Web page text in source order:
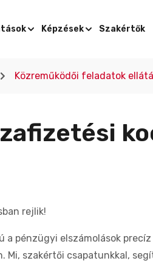
Képzések Szakértők
Közreműködői feladatok
rejlik!
pénzügyi elszámolások
Mi, szakértői csapatunkkal,